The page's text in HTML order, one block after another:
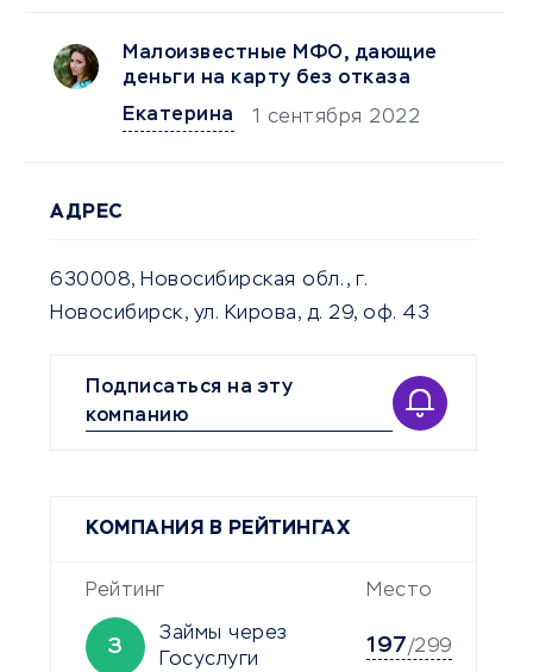
Малоизвестные МФО, дающие
деньги на карту без отказа
Екатерина
1 сентября 2022
АДРЕС
630008, Новосибирская обл., г.
Новосибирск, ул. Кирова, д. 29, оф. 43
Подписаться на эту
компанию
КОМПАНИЯ В РЕЙТИНГАХ
Рейтинг Место
З
Займы через
Госуслуги
197/299